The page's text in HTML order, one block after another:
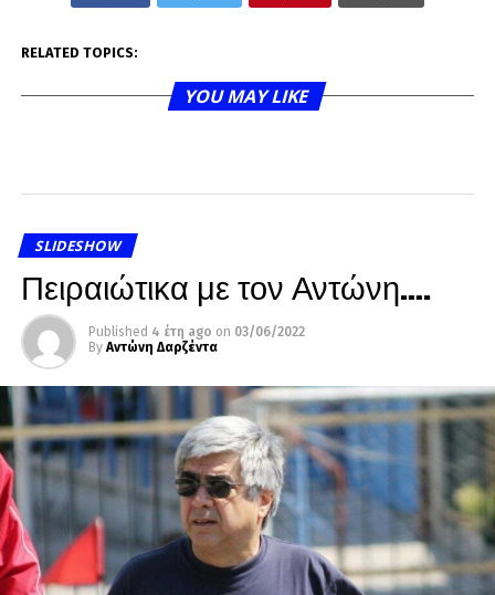
RELATED TOPICS:
YOU MAY LIKE
SLIDESHOW
Πειραιώτικα με τον Αντώνη….
Published 4 έτη ago on 03/06/2022
By Αντώνη Δαρζέντα